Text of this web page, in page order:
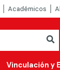
Académicos
Vinculación y